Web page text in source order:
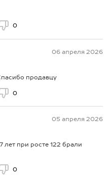
0
06 апреля 2026
продавцу
0
05 апреля 2026
лет при росте 122 брали
0